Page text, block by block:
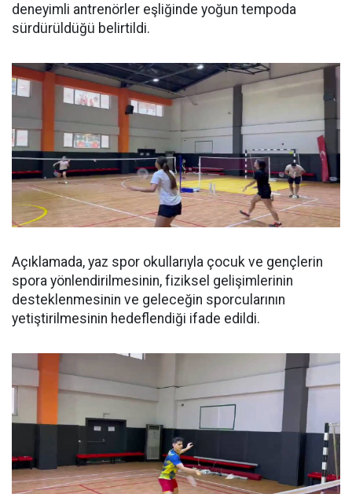
deneyimli antrenörler eşliğinde yoğun tempoda
sürdürüldüğü belirtildi.
Açıklamada, yaz spor okullarıyla çocuk ve gençlerin
spora yönlendirilmesinin, fiziksel gelişimlerinin
desteklenmesinin ve geleceğin sporcularının
yetiştirilmesinin hedeflendiği ifade edildi.